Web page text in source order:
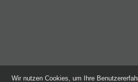
Wir nutzen Cookies, um Ihre